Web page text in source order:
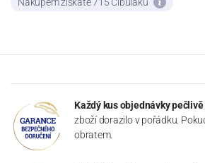
Každý kus objednávky
zboží dorazilo v pořádku.
obratem.